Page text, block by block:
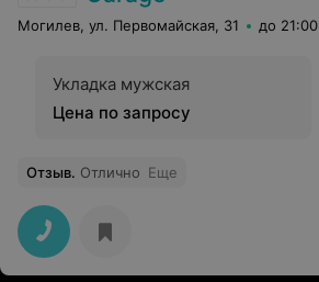
Могилев, ул. Первомайская, 31 до 21:00
Укладка мужская
Цена по запросу
Отзыв. Отлично Еще